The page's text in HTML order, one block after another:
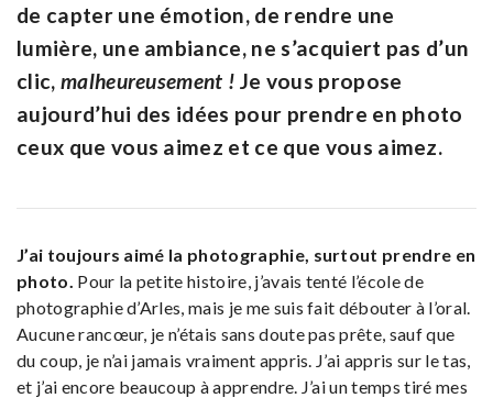
de capter une émotion, de rendre une
lumière, une ambiance, ne s’acquiert pas d’un
clic, malheureusement ! Je vous propose
aujourd’hui des idées pour prendre en photo
ceux que vous aimez et ce que vous aimez.
J’ai toujours aimé la photographie, surtout prendre en
photo. Pour la petite histoire, j’avais tenté l’école de
photographie d’Arles, mais je me suis fait débouter à l’oral.
Aucune rancœur, je n’étais sans doute pas prête, sauf que
du coup, je n’ai jamais vraiment appris. J’ai appris sur le tas,
et j’ai encore beaucoup à apprendre. J’ai un temps tiré mes